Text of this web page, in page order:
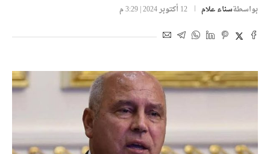
بواسطةسناء علام 12 أكتوبر 2024 | 3:29 م